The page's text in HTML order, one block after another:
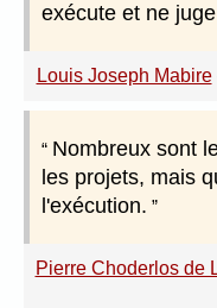
exécute et ne
Louis Joseph Mabire
Nombreux sont
les projets, mais
l'exécution.
Pierre Choderlos de